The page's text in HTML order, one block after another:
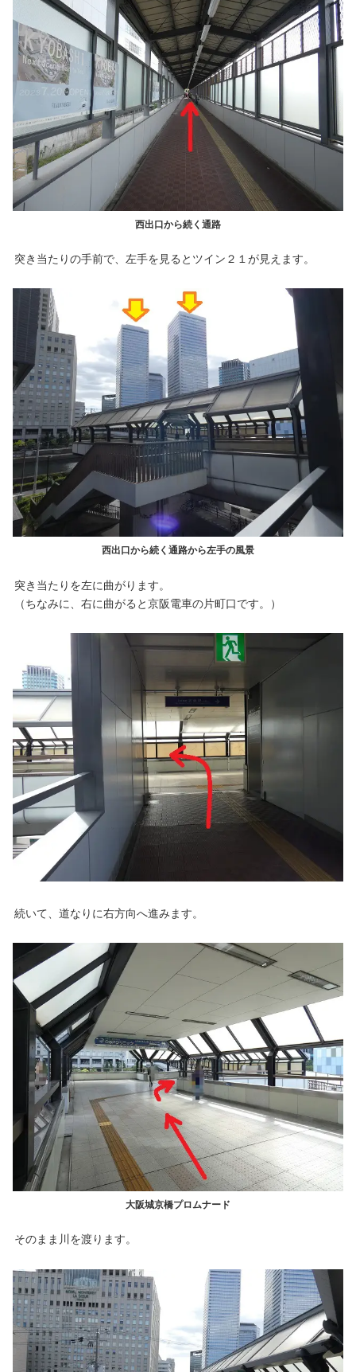
西出口から続く通路
突き当たりの手前で、左手を見るとツイン２１が見えます。
西出口から続く通路から左手の風景
突き当たりを左に曲がります。
（ちなみに、右に曲がると京阪電車の片町口です。）
続いて、道なりに右方向へ進みます。
大阪城京橋プロムナード
そのまま川を渡ります。